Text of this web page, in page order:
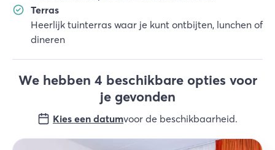
Terras
Heerlijk tuinterras waar je kunt ontbijten, lunchen of
dineren
We hebben 4 beschikbare opties voor
je gevonden
Kies een datumvoor de beschikbaarheid.